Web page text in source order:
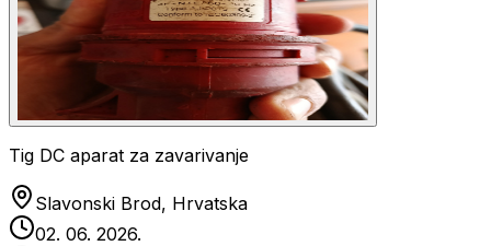
Tig DC aparat za zavarivanje
Slavonski Brod, Hrvatska
02. 06. 2026.